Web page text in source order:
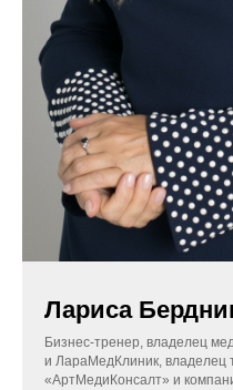
Лариса
Бизнес-тренер, владелец
и ЛараМедКлиник, владелец
«АртМедиКонсалт» и